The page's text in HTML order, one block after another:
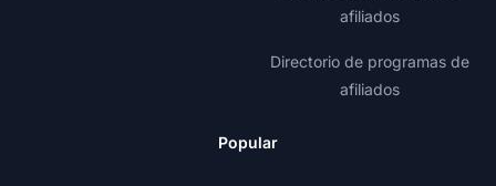
afiliados
Directorio de programas de
afiliados
Popular